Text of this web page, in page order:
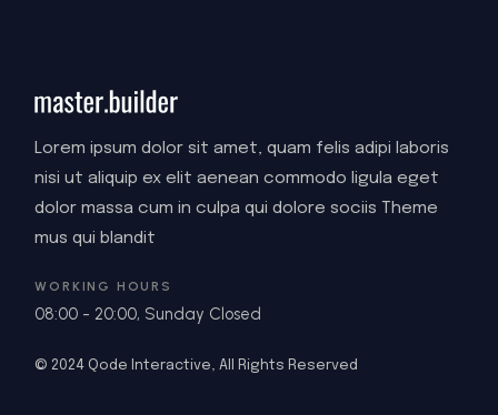
Lorem ipsum dolor sit amet, quam felis adipi laboris
nisi ut aliquip ex elit aenean commodo ligula eget
dolor massa cum in culpa qui dolore sociis Theme
mus qui blandit
WORKING HOURS
08:00 - 20:00, Sunday Closed
© 2024 Qode Interactive, All Rights Reserved